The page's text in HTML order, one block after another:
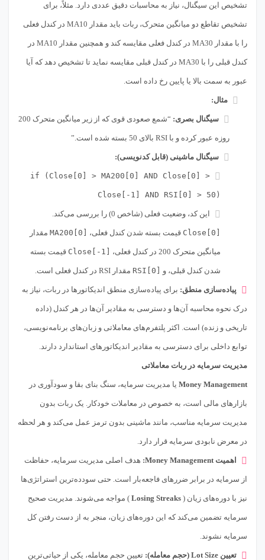
تشخیص این سیگنال، نیاز به محاسبات دقیق عددی دارد. مثلاً، برای
تشخیص تقاطع دو میانگین متحرک، ربات باید مقدار MA10 در کندل فعلی
را با مقدار MA30 در کندل فعلی مقایسه کند و همچنین مقدار MA10 در
کندل قبلی را با MA30 در کندل قبلی مقایسه نماید تا تشخیص دهد که آیا
عبور به سمت بالا یا پایین رخ داده است.
مثال:
سیگنال بصری: “شمع صعودی قوی که از زیر میانگین متحرک 200
روزه عبور کرده و با RSI بالای 50 بسته شده است.”
سیگنال ماشینی (قابل کدنویسی):
if (Close[0] > MA200[0] AND Close[0] >
Close[-1] AND RSI[0] > 50)
این کد، وضعیت فعلی (شاخص 0) را بررسی می‌کند.
Close[0] قیمت بسته شدن کندل فعلی، MA200[0] مقدار
میانگین متحرک 200 در کندل فعلی، Close[-1] قیمت بسته
شدن کندل قبلی، و RSI[0] مقدار RSI در کندل فعلی است.
پیاده‌سازی منطق: برای پیاده‌سازی منطق اندیکاتورها در ربات، نیاز به
درک نحوه محاسبه آن‌ها و دسترسی به مقادیر آن‌ها در هر کندل (داده
تاریخی و زنده) است. اکثر پلتفرم‌های معاملاتی و زبان‌های برنامه‌نویسی،
توابع داخلی برای دسترسی به مقادیر اندیکاتورهای استاندارد دارند.
مدیریت سرمایه در ربات معاملاتی
Money Management یا مدیریت سرمایه، سنگ بنای بقا و سودآوری در
بازارهای مالی است، به خصوص در معاملات خودکار. یک ربات بدون
مدیریت سرمایه مناسب، مانند ماشینی بدون ترمز عمل می‌کند و هر لحظه
در معرض نابودی سرمایه قرار دارد.
اهمیت Money Management: هدف اصلی مدیریت سرمایه، حفاظت
از سرمایه در برابر ضررهای فاجعه‌بار است. حتی سودده‌ترین استراتژی‌ها
نیز با دوره‌های زیان ( Losing Streaks ) مواجه می‌شوند. مدیریت صحیح
سرمایه تضمین می‌کند که این دوره‌های زیان، منجر به از دست رفتن کل
سرمایه نشوند.
تعیین Lot Size (حجم معامله): تعیین حجم معامله، یکی از حیاتی‌ترین